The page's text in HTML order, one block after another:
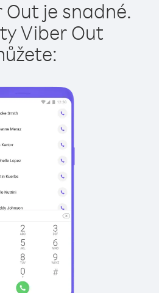
Out je snadné.
Viber Out